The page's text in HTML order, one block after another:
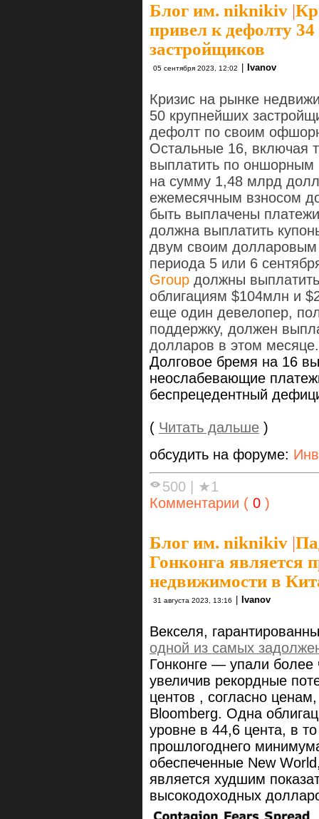
Блог им. niknikiv |
привел к дефолту
застройщиков
05 сентября 2023, 12:02 Ivanov
Кризис на рынке
50 крупнейших
дефолт по своим
Остальные 16, включая
выплатить по
на сумму 1,48 млрд
ежемесячным взносом
быть выплачены
должна выплатить
двум своим долларовым
периода 5 или 6
Group должны
облигациям $104млн и
еще один девелопер,
поддержку, должен
долларов в этом месяце.
Долговое бремя на 16
неослабевающие
беспрецедентный
( Читать дальше )
обсудить на форуме:
500
★1
Комментарии ( 0 )
Блог им. niknikiv |
Гонконга является
недвижимости в
31 августа 2023, 13:16 Ivanov
Векселя,
одной из самых
Гонконге — упали более
увеличив рекордные
центов , согласно
Bloomberg. Одна
уровне в 44,6 цента, в
прошлогоднего
обеспеченные New
является худшим
высокодоходных